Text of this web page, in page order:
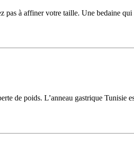
à affiner votre taille. Une bedaine
de poids. L’anneau gastrique Tunisie